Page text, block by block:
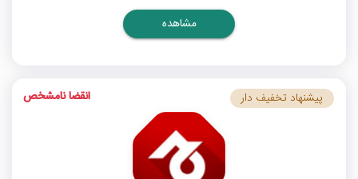
مشاهده
پیشنهاد تخفیف دار انقضا نامشخص